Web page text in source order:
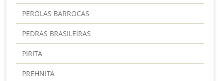
PEROLAS BARROCAS
PEDRAS BRASILEIRAS
PIRITA
PREHNITA